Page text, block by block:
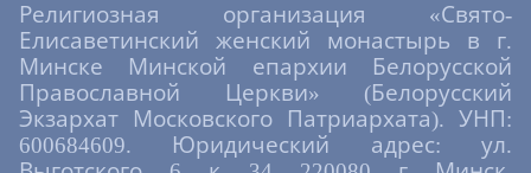
Религиозная организация «Свято-
Елисаветинский женский монастырь в г.
Минске Минской епархии Белорусской
Православной Церкви» (Белорусский
Экзархат Московского Патриархата). УНП:
600684609. Юридический адрес: ул.